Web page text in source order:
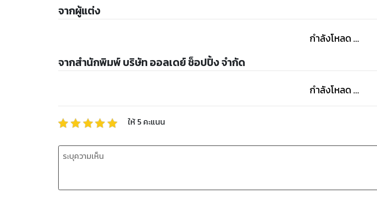
จากผู้แต่ง
กำลังโหลด ...
จากสำนักพิมพ์ บริษัท ออลเดย์ ช็อปปิ้ง จำกัด
กำลังโหลด ...
ให้ 5 คะแนน